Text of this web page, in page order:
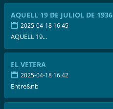
AQUELL 19 DE JULIOL DE 1936
2025-04-18 16:45
AQUELL 19...
EL VETERA
2025-04-18 16:42
Entre&nb